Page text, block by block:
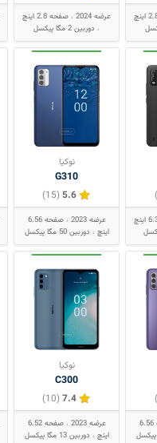
عرضه 2024
صفحه 2.8 اینچ
دوربین 2 مگا پیکسل
نوکیا
G310
5.6
(15)
عرضه 2023
صفحه 6.56
اینچ
دوربین 50 مگا پیکسل
صفحه 6.56
نوکیا
C300
7.4
(10)
عرضه 2023
صفحه 6.52
اینچ
دوربین 13 مگا پیکسل